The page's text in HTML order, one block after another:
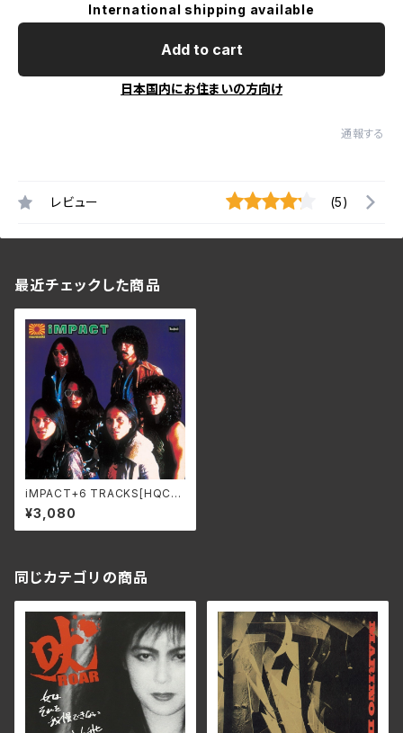
International shipping available
Add to cart
日本国内にお住まいの方向け
通報する
レビュー (5)
最近チェックした商品
iMPACT+6 TRACKS[HQCD
¥3,080
同じカテゴリの商品